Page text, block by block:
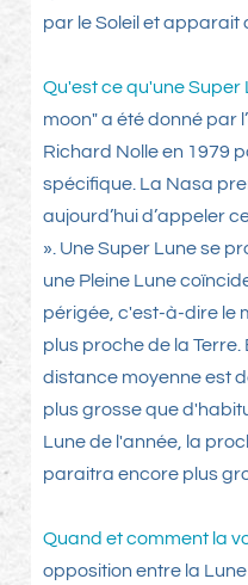
par le Soleil et apparait
Qu'est ce qu'une Super
moon" a été donné par
Richard Nolle en 1979
spécifique. La Nasa
aujourd’hui d’appeler
». Une Super Lune se
une Pleine Lune
périgée, c'est-à-dire le
plus proche de la Terre.
distance moyenne est
plus grosse que
Lune de l'année, la
paraitra encore plus
Quand et comment la
opposition entre la Lune